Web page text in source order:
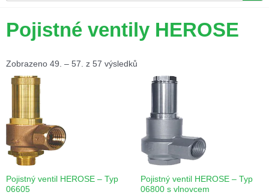
Pojistné ventily HEROSE
Zobrazeno 49. – 57. z 57 výsledků
Pojistný ventil HEROSE – Typ
06605
Pojistný ventil HEROSE – Typ
06800 s vlnovcem